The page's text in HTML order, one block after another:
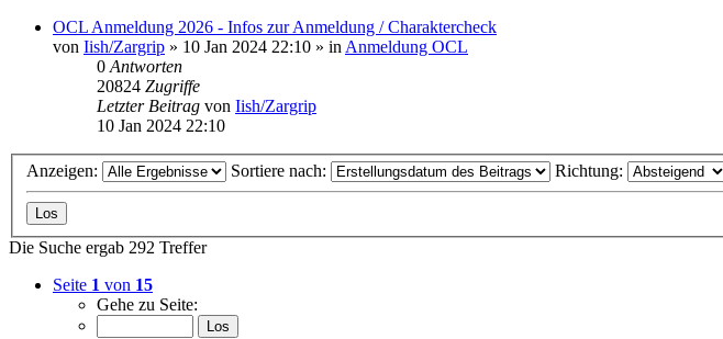
OCL Anmeldung 2026 - Infos zur Anmeldung / Charaktercheck
von Iish/Zargrip » 10 Jan 2024 22:10 » in Anmeldung OCL
0 Antworten
20824 Zugriffe
Letzter Beitrag von Iish/Zargrip
10 Jan 2024 22:10
Anzeigen: Sortiere nach: Richtung:
Die Suche ergab 292 Treffer
Seite 1 von 15
Gehe zu Seite: